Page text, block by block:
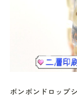
ボンボンドロップ